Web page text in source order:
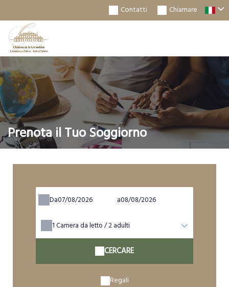
Chiamare
Contatti
Prenota il Tuo Soggiorno
Da a
1Camera da letto /2adulti
CERCARE
Regali